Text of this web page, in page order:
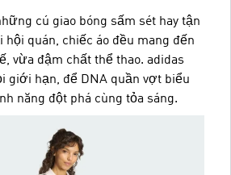
cú giao bóng sấm sét hay tận
hội quán, chiếc áo đều mang đến
vừa đậm chất thể thao. adidas
giới hạn, để DNA quần vợt biểu
năng đột phá cùng tỏa sáng.